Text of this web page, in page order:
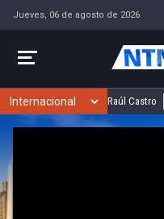
Jueves, 06 de agosto de 2026
Raúl Castro